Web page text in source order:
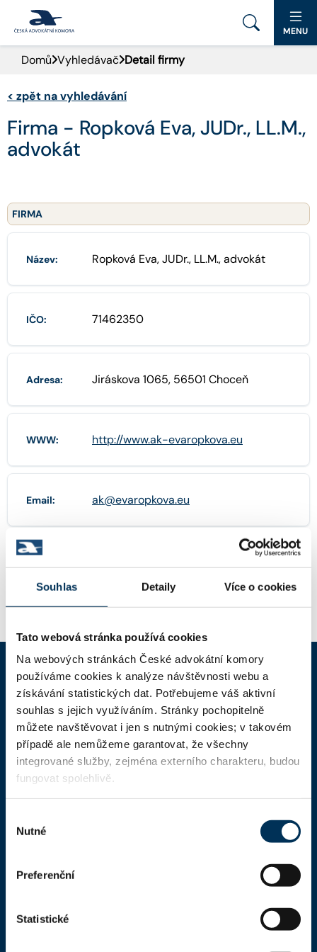
Souhlas Detaily Více o cookies
Tato webová stránka používá cookies
Na webových stránkách České advokátní komory
používáme cookies k analýze návštěvnosti webu a
získávání statistických dat. Potřebujeme váš aktivní
souhlas s jejich využíváním. Stránky pochopitelně
můžete navštěvovat i jen s nutnými cookies; v takovém
případě ale nemůžeme garantovat, že všechny
integrované služby, zejména externího charakteru, budou
fungovat spolehlivě.
souhlasu
Nutné
Preferenční
Statistické
PORTÁL ČAK
DOMŮ
AKTUALITY
PRO VEŘEJNOST
MENU
Domů Vyhledávač Detail firmy
< zpět na vyhledávání
Firma - Ropková Eva, JUDr., LL.M.,
advokát
FIRMA
Název: Ropková Eva, JUDr., LL.M., advokát
IČO: 71462350
Adresa: Jiráskova 1065, 56501 Choceň
WWW: http://www.ak-evaropkova.eu
Email: ak@evaropkova.eu
ČAK
Domů
Aktuality
Dokumenty a formuláře
Advokátní deník